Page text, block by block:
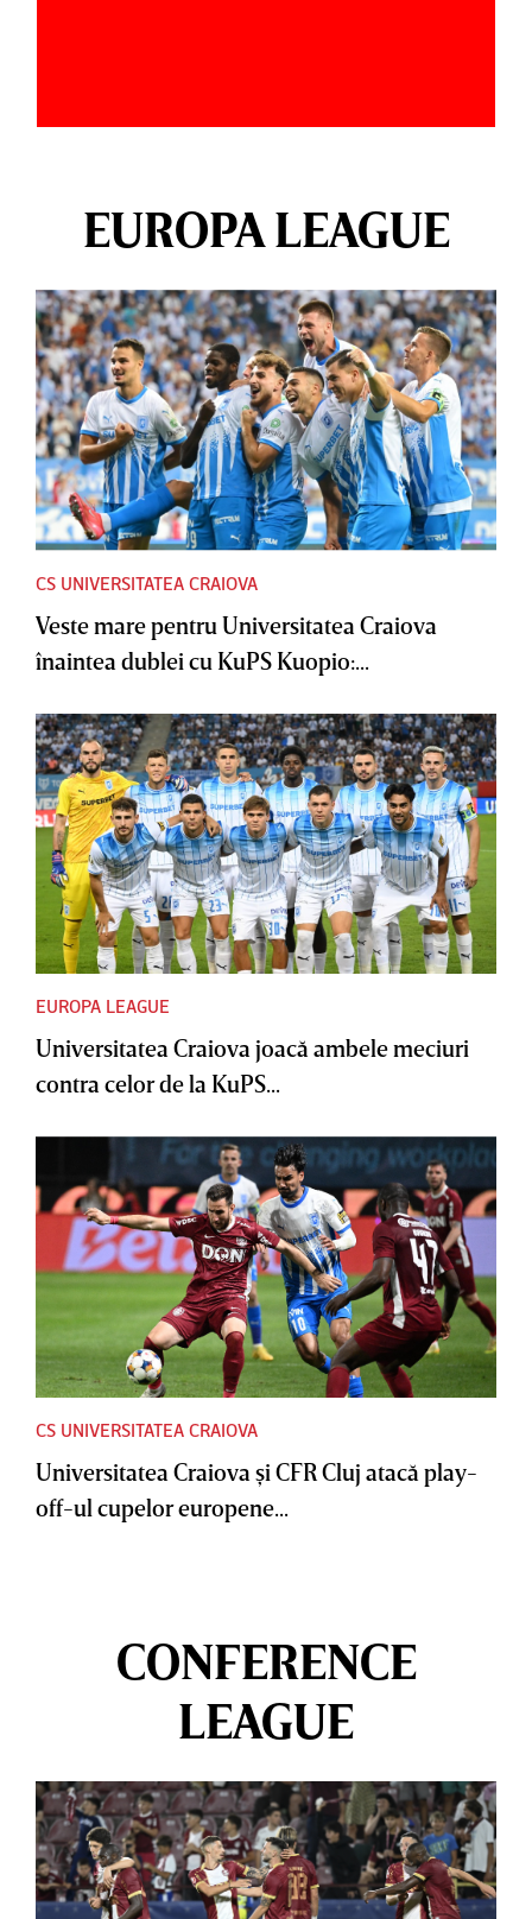
EUROPA LEAGUE
CS UNIVERSITATEA CRAIOVA
Veste mare pentru Universitatea Craiova
înaintea dublei cu KuPS Kuopio:...
EUROPA LEAGUE
Universitatea Craiova joacă ambele meciuri
contra celor de la KuPS...
CS UNIVERSITATEA CRAIOVA
Universitatea Craiova şi CFR Cluj atacă play-
off-ul cupelor europene...
CONFERENCE
LEAGUE